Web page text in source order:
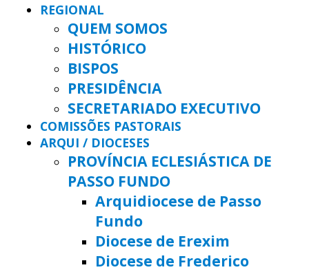
REGIONAL
QUEM SOMOS
HISTÓRICO
BISPOS
PRESIDÊNCIA
SECRETARIADO EXECUTIVO
COMISSÕES PASTORAIS
ARQUI / DIOCESES
PROVÍNCIA ECLESIÁSTICA DE
PASSO FUNDO
Arquidiocese de Passo
Fundo
Diocese de Erexim
Diocese de Frederico